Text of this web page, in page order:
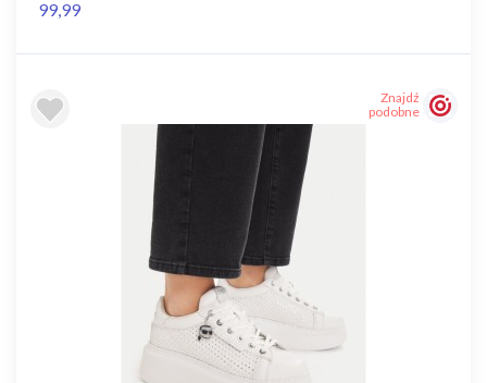
99,99
Znajdź
podobne